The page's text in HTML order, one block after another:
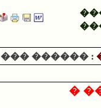
��� ������ :